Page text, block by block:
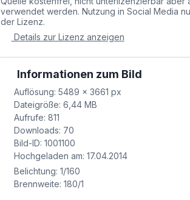
verwendet werden. Nutzung in Social Media
der Lizenz.
Details zur Lizenz anzeigen
Informationen zum Bild
Auflösung: 5489 × 3661 px
Dateigröße: 6,44 MB
Aufrufe: 811
Downloads: 70
Bild-ID: 1001100
Hochgeladen am: 17.04.2014
Belichtung: 1/160
Brennweite: 180/1